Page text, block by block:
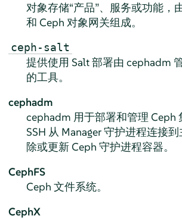
对象存储“产品”、服务或功能，
和 Ceph 对象网关组成。
ceph-salt
提供使用 Salt 部署由 cephadm
的工具。
cephadm
cephadm 用于部署和管理 Ceph
SSH 从 Manager 守护进程连接
除或更新 Ceph 守护进程容器。
CephFS
Ceph 文件系统。
CephX